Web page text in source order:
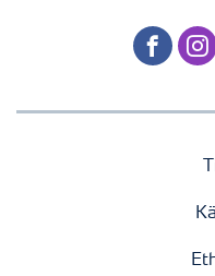
facebook